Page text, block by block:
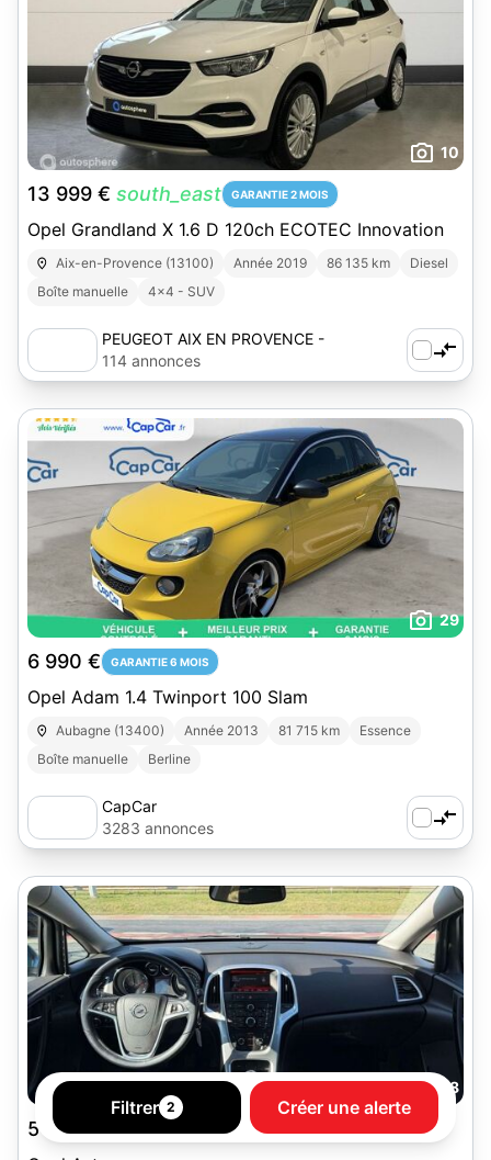
10
13 999 € south_east GARANTIE 2 MOIS
Opel Grandland X 1.6 D 120ch ECOTEC Innovation
Aix-en-Provence (13100) Année 2019 86 135 km
Diesel
Boîte manuelle
4x4 - SUV
PEUGEOT AIX EN PROVENCE -
AUTOSPHERE
114 annonces
29
6 990 € GARANTIE 6 MOIS
Opel Adam 1.4 Twinport 100 Slam
Aubagne (13400) Année 2013 81 715 km
Essence
Boîte manuelle
Berline
CapCar
3283 annonces
8
5 500 €
Filtrer 2 Créer une alerte